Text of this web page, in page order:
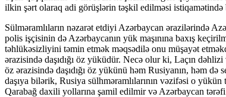
ilkin şərt olaraq adi görüşlərin təşkil edilməsi
Sülməramlıların nəzarət etdiyi Azərbaycan ərazilərində
polis işçisinin də Azərbaycanın yük maşınına baxış
təhlükəsizliyini təmin etmək məqsədilə onu müşayət
ərazisində daşıdığı öz yüküdür. Necə olur ki, Laçın
öz ərazisində daşıdığı öz yükünü həm Rusiyanın, həm
daşıya bilərik, Rusiya sülhməramlılarının vəzifəsi o
Qarabağ daxili yollarına şamil edilmir və Azərbaycan